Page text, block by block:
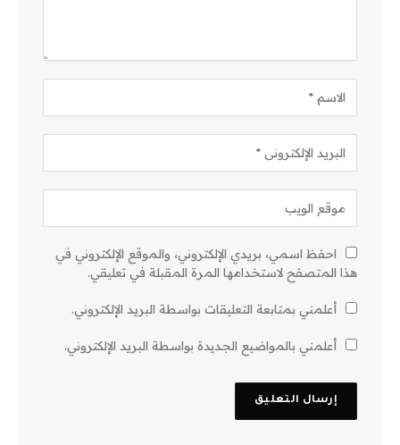
احفظ اسمي، بريدي الإلكتروني، والموقع الإلكتروني في
هذا المتصفح لاستخدامها المرة المقبلة في تعليقي.
أعلمني بمتابعة التعليقات بواسطة البريد الإلكتروني.
أعلمني بالمواضيع الجديدة بواسطة البريد الإلكتروني.